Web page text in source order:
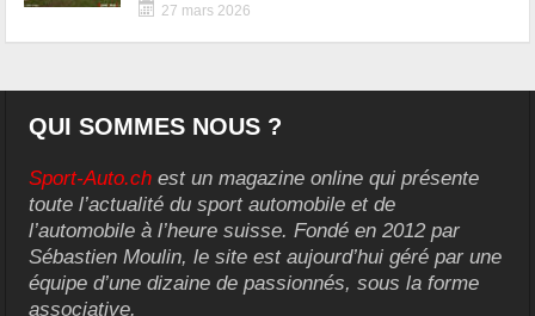
27 mars 2026
QUI SOMMES NOUS ?
Sport-Auto.ch est un magazine online qui présente
toute l’actualité du sport automobile et de
l’automobile à l’heure suisse. Fondé en 2012 par
Sébastien Moulin, le site est aujourd’hui géré par une
équipe d’une dizaine de passionnés, sous la forme
associative.